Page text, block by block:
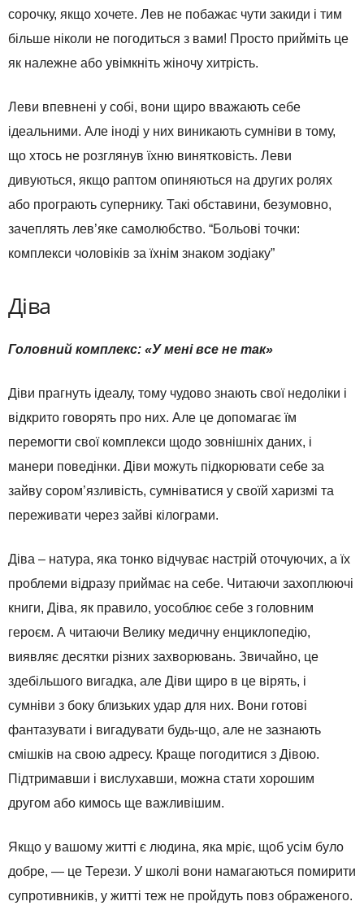
сорочку, якщо хочете. Лев не побажає чути закиди і тим
більше ніколи не погодиться з вами! Просто прийміть це
як належне або увімкніть жіночу хитрість.
Леви впевнені у собі, вони щиро вважають себе
ідеальними. Але іноді у них виникають сумніви в тому,
що хтось не розглянув їхню винятковість. Леви
дивуються, якщо раптом опиняються на других ролях
або програють супернику. Такі обставини, безумовно,
зачеплять лев’яке самолюбство. “Больові точки:
комплекси чоловіків за їхнім знаком зодіаку”
Діва
Головний комплекс: «У мені все не так»
Діви прагнуть ідеалу, тому чудово знають свої недоліки і
відкрито говорять про них. Але це допомагає їм
перемогти свої комплекси щодо зовнішніх даних, і
манери поведінки. Діви можуть підкорювати себе за
зайву сором’язливість, сумніватися у своїй харизмі та
переживати через зайві кілограми.
Діва – натура, яка тонко відчуває настрій оточуючих, а їх
проблеми відразу приймає на себе. Читаючи захоплюючі
книги, Діва, як правило, уособлює себе з головним
героєм. А читаючи Велику медичну енциклопедію,
виявляє десятки різних захворювань. Звичайно, це
здебільшого вигадка, але Діви щиро в це вірять, і
сумніви з боку близьких удар для них. Вони готові
фантазувати і вигадувати будь-що, але не зазнають
смішків на свою адресу. Краще погодитися з Дівою.
Підтримавши і вислухавши, можна стати хорошим
другом або кимось ще важливішим.
Якщо у вашому житті є людина, яка мріє, щоб усім було
добре, — це Терези. У школі вони намагаються помирити
супротивників, у житті теж не пройдуть повз ображеного.